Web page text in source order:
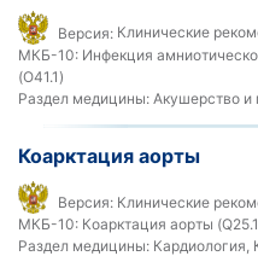
Версия: Клинические
МКБ-10: Инфекция
(O41.1)
Раздел медицины: Акушерство и
Коарктация аорты
Версия: Клинические
МКБ-10: Коарктация аорты
Раздел медицины: Кардиология,